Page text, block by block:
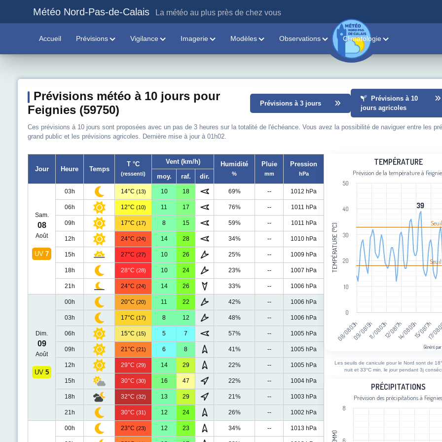
Météo Nord-Pas-de-Calais La météo au plus près de chez vous
Accueil Prévisions Vigilance Imagerie Modèles Observations Climatologie
Prévisions météo à 10 jours pour
Feignies (59750)
Prévisions à 3 jours
Prévisions à 10
jours agricoles
Ces prévisions à 10 jours sont proposées avec un pas de 3 heures sur la totalité de l'échéance. Vous avez la possibilité de naviguer entre les
grand public et les prévisions agricoles. Dernière mise à jour à 01h02.
Jour Heure Temps
T °C
(ressenti)
Vent (km/h) Humidité
%
Pluie
mm
Pression
hPa
moy. raf. dir.
Sam.
08
Août
UV 7
03h 14°C (13) 10 18 69% -- 1012 hPa
06h 12°C (10) 11 17 76% -- 1011 hPa
09h 17°C (17) 8 15 59% -- 1011 hPa
12h 24°C (24) 14 28 34% -- 1010 hPa
15h 27°C (27) 10 26 25% -- 1009 hPa
18h 28°C (28) 10 24 23% -- 1007 hPa
21h 24°C (24) 14 26 33% -- 1006 hPa
Dim.
09
Août
UV 5
00h 20°C (20) 11 22 42% -- 1006 hPa
03h 17°C (17) 8 12 48% -- 1006 hPa
06h 15°C (15) 5 7 57% -- 1005 hPa
09h 21°C (21) 6 8 41% -- 1005 hPa
12h 29°C (29) 14 29 22% -- 1005 hPa
15h 30°C (30) 16 47 22% -- 1004 hPa
18h 32°C (32) 13 29 21% -- 1003 hPa
21h 30°C (31) 12 24 26% -- 1002 hPa
00h 23°C (23) 12 23 34% -- 1013 hPa
Line chart with 90 data points.
Prévision de la température à
The chart has 1 X axis displaying
The chart has 1 Y axis displaying
TEMPÉRATURE (°C)
TEMPÉRATURE
Prévision de la température à
39
39
08/08 03h09/08 15h11/08 03h12/08 17h14/08 05h15/08 17h
17/
0
10
20
30
40
50
Généré
Les seuils de canicule pour le Nord sont de
nuit et 33°C min. le jour pendant 3j
Bar chart with 90 bars.
Prévision des précipitations à
The chart has 1 X axis displaying
PRÉCIPITATIONS
Prévision des précipitations à Feignies
8